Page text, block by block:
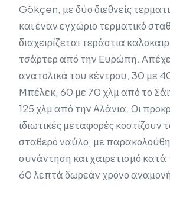
Gökçen, με δύο διεθνείς
και έναν εγχώριο τερματικό
διαχειρίζεται τεράστια
τσάρτερ από την Ευρώπη.
ανατολικά του κέντρου, 30 με
Μπέλεκ, 60 με 70 χλμ από το
125 χλμ από την Αλάνια. Οι
ιδιωτικές μεταφορές κοστίζουν
σταθερό ναύλο, με
συνάντηση και χαιρετισμό κατά
60 λεπτά δωρεάν χρόνο